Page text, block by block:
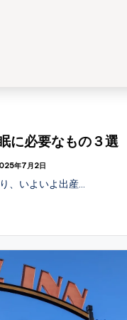
に必要なもの３選
年7月2日
、いよいよ出産…